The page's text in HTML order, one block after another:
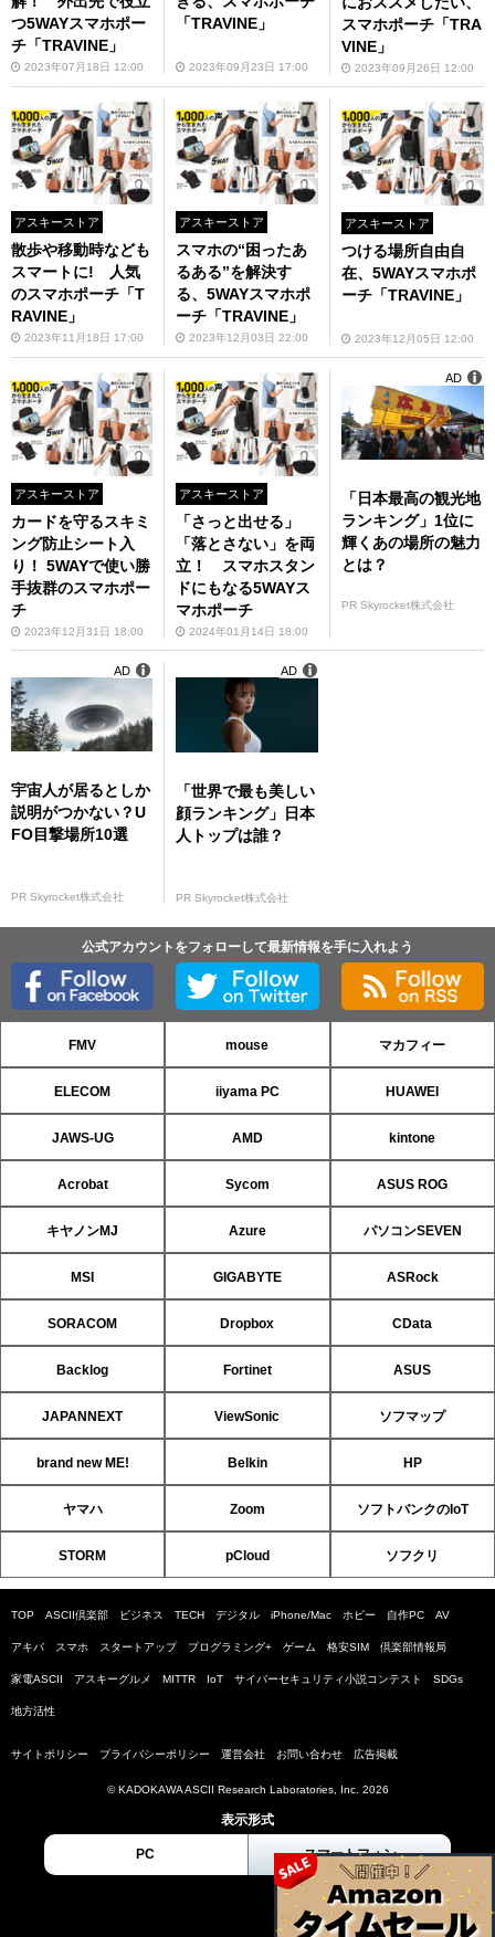
つ5WAYスマホポー
チ「TRAVINE」
2023年07月18日 12:00
「TRAVINE」
2023年09月23日 17:00
スマホポーチ「TRA
VINE」
2023年09月26日 12:00
アスキーストア
散歩や移動時なども
スマートに! 人気
のスマホポーチ「T
RAVINE」
2023年11月18日 17:00
アスキーストア
スマホの“困ったあ
るある”を解決す
る、5WAYスマホポ
ーチ「TRAVINE」
2023年12月03日 22:00
アスキーストア
つける場所自由自
在、5WAYスマホポ
ーチ「TRAVINE」
2023年12月05日 12:00
アスキーストア
カードを守るスキミ
ング防止シート入
り！ 5WAYで使い勝
手抜群のスマホポー
チ
2023年12月31日 18:00
アスキーストア
「さっと出せる」
「落とさない」を両
立！ スマホスタン
ドにもなる5WAYス
マホポーチ
2024年01月14日 18:00
「日本最高の観光地
ランキング」1位に
輝くあの場所の魅力
とは？
PR Skyrocket株式会社
AD
宇宙人が居るとしか
説明がつかない？U
FO目撃場所10選
PR Skyrocket株式会社
AD
「世界で最も美しい
顔ランキング」日本
人トップは誰？
PR Skyrocket株式会社
AD
公式アカウントをフォローして最新情報を手に入れよう
FMV mouse マカフィー
ELECOM iiyama PC HUAWEI
JAWS-UG AMD kintone
Acrobat Sycom ASUS ROG
キヤノンMJ Azure パソコンSEVEN
MSI GIGABYTE ASRock
SORACOM Dropbox CData
Backlog Fortinet ASUS
JAPANNEXT ViewSonic ソフマップ
brand new ME! Belkin HP
ヤマハ Zoom ソフトバンクのIoT
STORM pCloud ソフクリ
TOP ASCII倶楽部 ビジネス TECH デジタル iPhone/Mac ホビー 自作PC AV
アキバ スマホ スタートアップ プログラミング+ ゲーム 格安SIM 倶楽部情報局
家電ASCII アスキーグルメ MITTR IoT サイバーセキュリティ小説コンテスト SDGs
地方活性
サイトポリシー プライバシーポリシー 運営会社 お問い合わせ 広告掲載
© KADOKAWA ASCII Research Laboratories, Inc. 2026
表示形式
PC スマートフォン